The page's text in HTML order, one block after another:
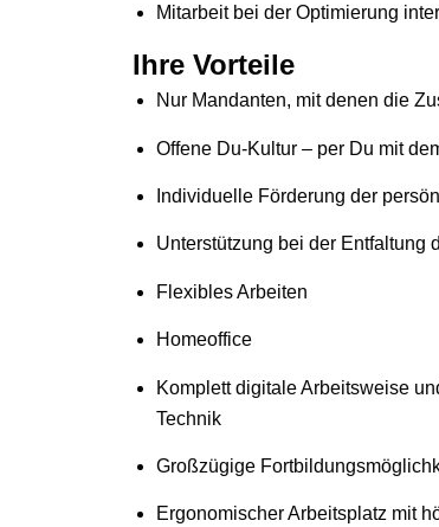
Mitarbeit bei der Optimierung
Ihre Vorteile
Nur Mandanten, mit denen die
Offene Du-Kultur – per Du mit
Individuelle Förderung der
Unterstützung bei der Entfaltung
Flexibles Arbeiten
Homeoffice
Komplett digitale Arbeitsweise
Technik
Großzügige
Ergonomischer Arbeitsplatz mit